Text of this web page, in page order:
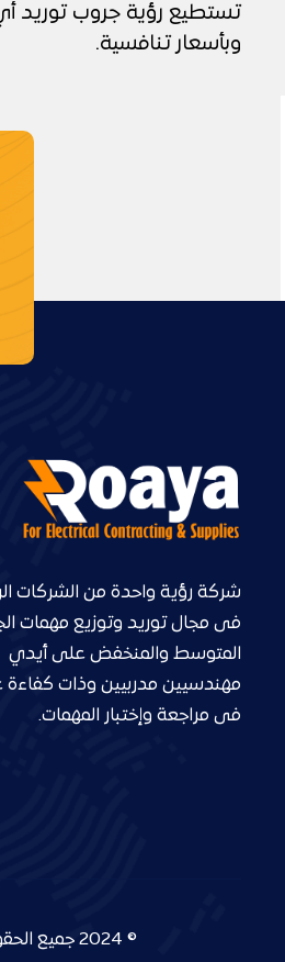
تستطيع رؤية جروب توريد
وبأسعار تنافسية.
شركة رؤية واحدة من الشركات
فى مجال توريد وتوزيع مهمات
المتوسط والمنخفض على أيدي
مهندسيين مدربيين وذات كفاءة
فى مراجعة وإختبار المهمات.
© 2024 جميع الحقوق محفوظة | تصميم وتطوير :